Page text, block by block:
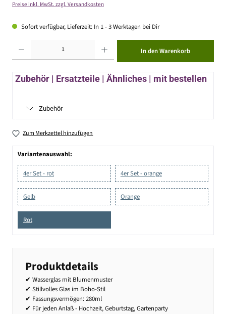
Preise inkl. MwSt. zzgl. Versandkosten
Sofort verfügbar, Lieferzeit: In 1 - 3 Werktagen bei Dir
In den Warenkorb
Zubehör | Ersatzteile | Ähnliches | mit bestellen
Zubehör
Zum Merkzettel hinzufügen
Variantenauswahl:
4er Set - rot 4er Set - orange
Gelb Orange
Rot
Produktdetails
✔ Wasserglas mit Blumenmuster
✔ Stillvolles Glas im Boho-Stil
✔ Fassungsvermögen: 280ml
✔ Für jeden Anlaß - Hochzeit, Geburtstag, Gartenparty